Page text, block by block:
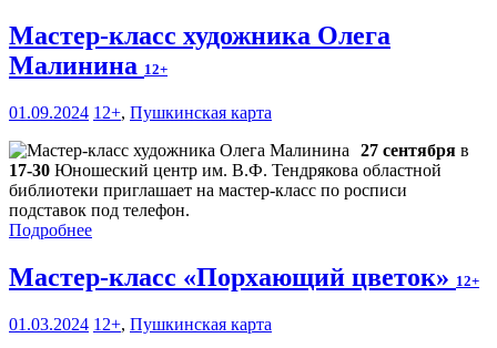
Мастер-класс художника Олега
Малинина 12+
01.09.2024 12+, Пушкинская карта
27 сентября в
17-30 Юношеский центр им. В.Ф. Тендрякова областной
библиотеки приглашает на мастер-класс по росписи
подставок под телефон.
Подробнее
Мастер-класс «Порхающий цветок» 12+
01.03.2024 12+, Пушкинская карта